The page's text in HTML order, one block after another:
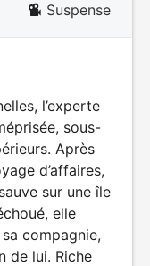
Suspense
l’experte
sous-
Après
d’affaires,
sur une île
elle
compagnie,
de lui. Riche